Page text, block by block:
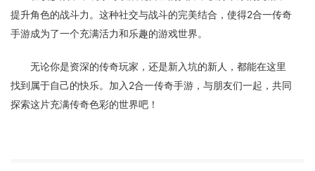
提升角色的战斗力。这种社交与战斗的完美结合，使得2合一传奇
手游成为了一个充满活力和乐趣的游戏世界。
无论你是资深的传奇玩家，还是新入坑的新人，都能在这里
找到属于自己的快乐。加入2合一传奇手游，与朋友们一起，共同
探索这片充满传奇色彩的世界吧！